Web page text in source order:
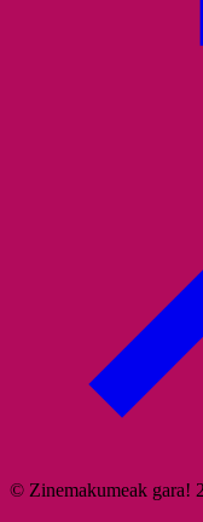
© Zinemakumeak gara!